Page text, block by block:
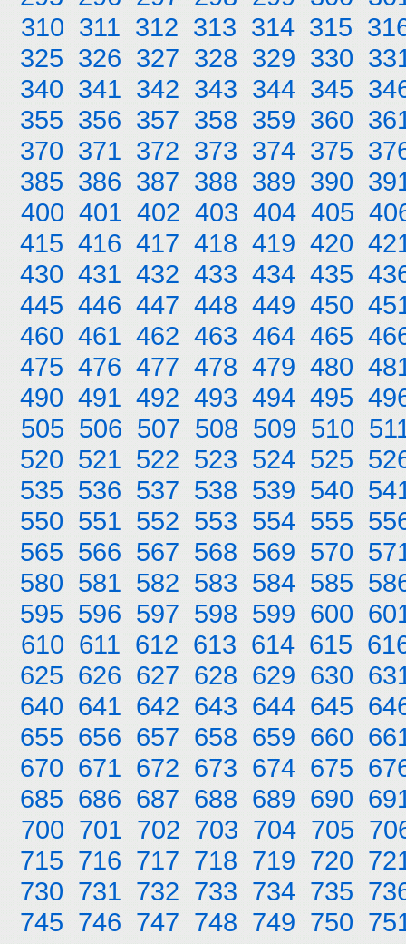
310 311 312 313 314 315
325 326 327 328 329 330
340 341 342 343 344 345
355 356 357 358 359 360
370 371 372 373 374 375
385 386 387 388 389 390
400 401 402 403 404 405
415 416 417 418 419 420
430 431 432 433 434 435
445 446 447 448 449 450
460 461 462 463 464 465
475 476 477 478 479 480
490 491 492 493 494 495
505 506 507 508 509 510
520 521 522 523 524 525
535 536 537 538 539 540
550 551 552 553 554 555
565 566 567 568 569 570
580 581 582 583 584 585
595 596 597 598 599 600
610 611 612 613 614 615
625 626 627 628 629 630
640 641 642 643 644 645
655 656 657 658 659 660
670 671 672 673 674 675
685 686 687 688 689 690
700 701 702 703 704 705
715 716 717 718 719 720
730 731 732 733 734 735
745 746 747 748 749 750